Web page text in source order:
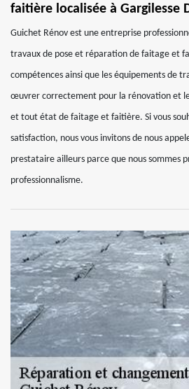
faitière localisée à Gargilesse
Guichet Rénov est une entreprise
travaux de pose et réparation de faitage et
compétences ainsi que les équipements de
œuvrer correctement pour la rénovation et
et tout état de faitage et faitière. Si vous
satisfaction, nous vous invitons de nous
prestataire ailleurs parce que nous sommes
professionnalisme.